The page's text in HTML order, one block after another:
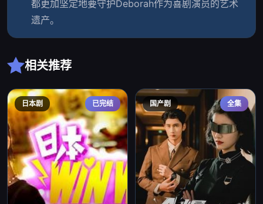
都更加坚定地要守护Deborah作为喜剧演员的艺术
遗产。
相关推荐
日本剧 已完结 国产剧 全集